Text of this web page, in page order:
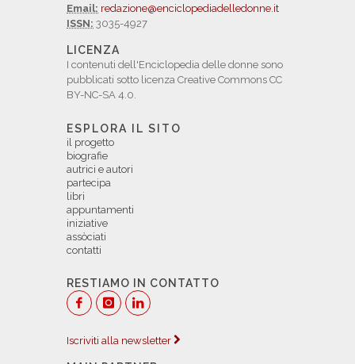
Email: redazione@enciclopediadelledonne.it
ISSN: 3035-4927
LICENZA
I contenuti dell'Enciclopedia delle donne sono
pubblicati sotto licenza Creative Commons CC
BY-NC-SA 4.0.
ESPLORA IL SITO
il progetto
biografie
autrici e autori
partecipa
libri
appuntamenti
iniziative
assòciati
contatti
RESTIAMO IN CONTATTO
Iscriviti alla newsletter